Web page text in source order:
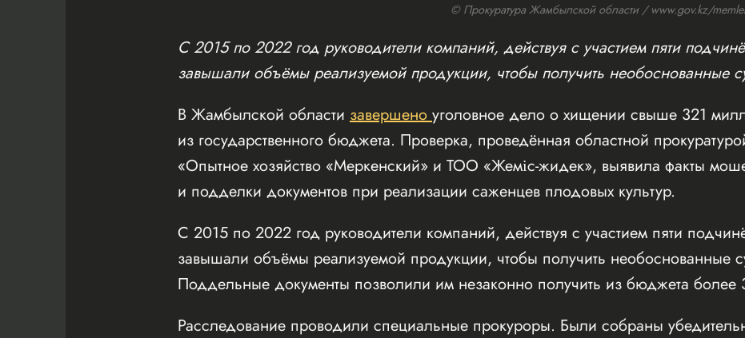
© Прокуратура Жамбылской области / www.gov.kz/
С 2015 по 2022 год руководители компаний, действуя с участием пяти
завышали объёмы реализуемой продукции, чтобы получить необоснованные
В Жамбылской области завершено уголовное дело о хищении свыше 321
из государственного бюджета. Проверка, проведённая областной
«Опытное хозяйство «Меркенский» и ТОО «Жеміс-жидек», выявила факты
и подделки документов при реализации саженцев плодовых культур.
С 2015 по 2022 год руководители компаний, действуя с участием пяти
завышали объёмы реализуемой продукции, чтобы получить необоснованные
Поддельные документы позволили им незаконно получить из бюджета более
Расследование проводили специальные прокуроры. Были собраны